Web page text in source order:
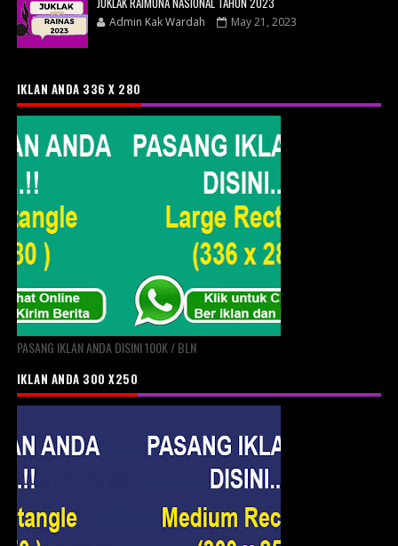
Admin Kak Wardah May 21, 2023
IKLAN ANDA 336 X 280
PASANG IKLAN ANDA DISINI 100K / BLN
IKLAN ANDA 300 X250